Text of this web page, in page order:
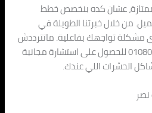
عشان كده بنخصص خطط
من خلال خبرتنا الطويلة في
مشكلة تواجهك بفاعلية. ماتترددش
في الاتصال بينا على 01080892037 للحصول على استشارة مجانية
الحشرات اللي عندك.